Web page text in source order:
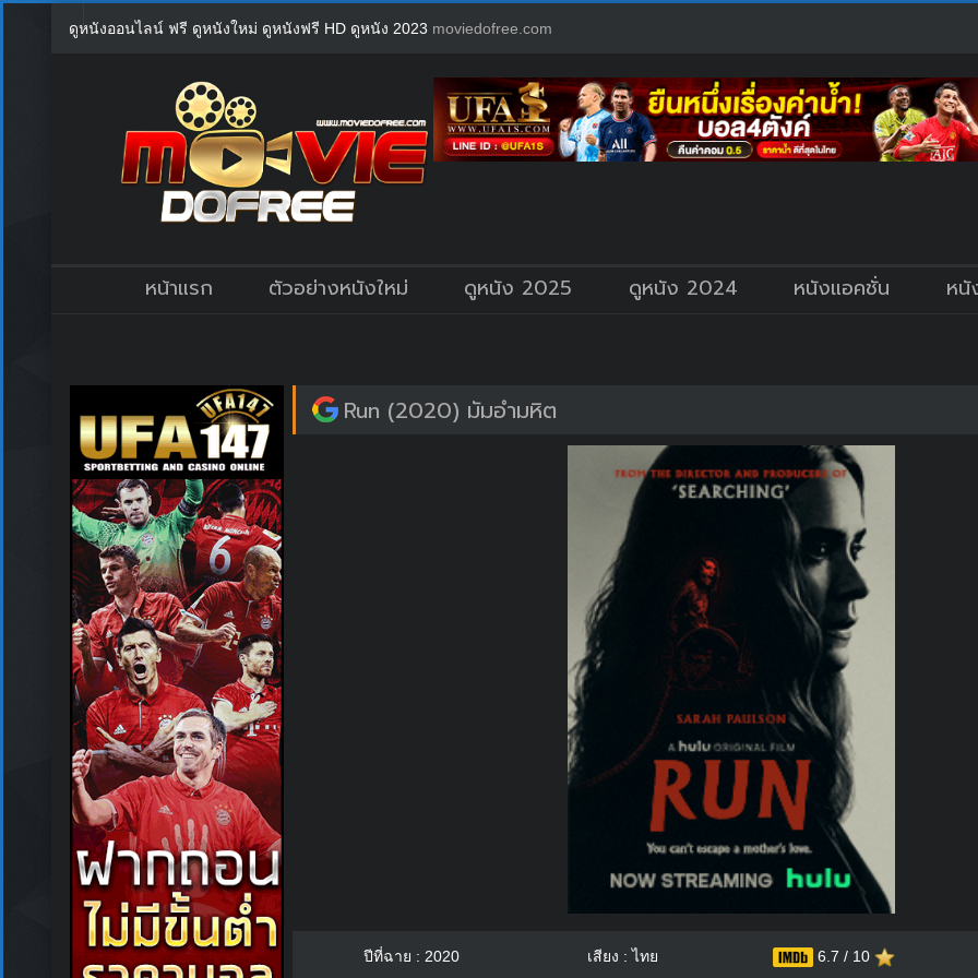
ดูหนังออนไลน์ ฟรี ดูหนังใหม่ ดูหนังฟรี HD ดูหนัง 2023 moviedofree.com
หน้าแรก ตัวอย่างหนังใหม่ ดูหนัง 2025 ดูหนัง 2024 หนังแอคชั่น หนั
Run (2020) มัมอำมหิต
ปีที่ฉาย : 2020 เสียง : ไทย 6.7 / 10